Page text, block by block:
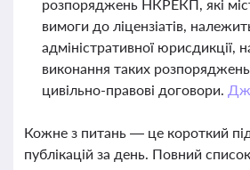
розпоряджень НКРЕКП, які
вимоги до ліцензіатів,
адміністративної юрисдикції,
виконання таких
цивільно-правові договори.
Кожне з питань — це короткий
публікацій за день. Повний